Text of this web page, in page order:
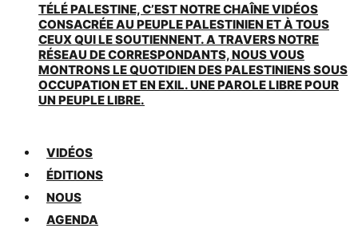
TÉLÉ PALESTINE, C’EST NOTRE CHAÎNE VIDÉOS
CONSACRÉE AU PEUPLE PALESTINIEN ET À TOUS
CEUX QUI LE SOUTIENNENT. A TRAVERS NOTRE
RÉSEAU DE CORRESPONDANTS, NOUS VOUS
MONTRONS LE QUOTIDIEN DES PALESTINIENS SOUS
OCCUPATION ET EN EXIL. UNE PAROLE LIBRE POUR
UN PEUPLE LIBRE.
VIDÉOS
ÉDITIONS
NOUS
AGENDA